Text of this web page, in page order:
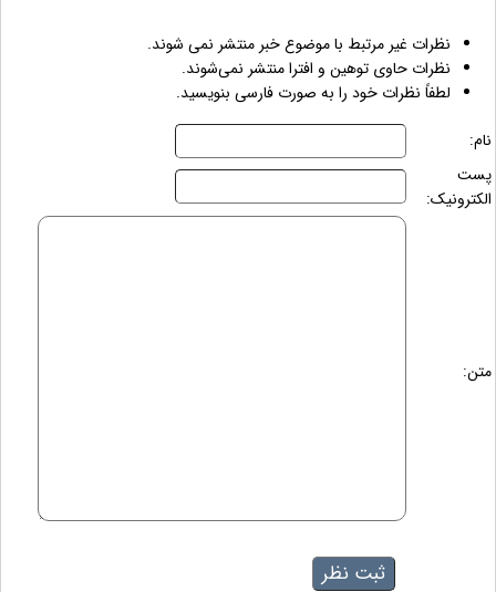
نظرات غیر مرتبط با موضوع خبر منتشر نمی شوند.
نظرات حاوی توهین و افترا منتشر نمی‌شوند.
لطفاً نظرات خود را به صورت فارسی بنویسید.
نام:
پست
الکترونیک:
متن: